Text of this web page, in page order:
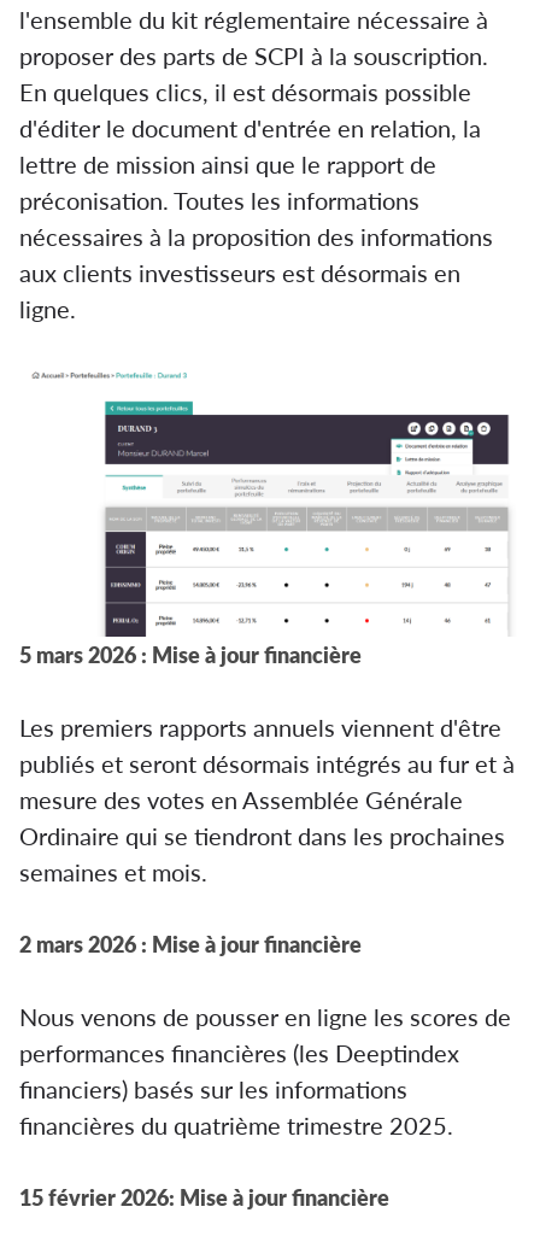
l'ensemble du kit réglementaire nécessaire à
proposer des parts de SCPI à la souscription.
En quelques clics, il est désormais possible
d'éditer le document d'entrée en relation, la
lettre de mission ainsi que le rapport de
préconisation. Toutes les informations
nécessaires à la proposition des informations
aux clients investisseurs est désormais en
ligne.
5 mars 2026 : Mise à jour financière
Les premiers rapports annuels viennent d'être
publiés et seront désormais intégrés au fur et à
mesure des votes en Assemblée Générale
Ordinaire qui se tiendront dans les prochaines
semaines et mois.
2 mars 2026 : Mise à jour financière
Nous venons de pousser en ligne les scores de
performances financières (les Deeptindex
financiers) basés sur les informations
financières du quatrième trimestre 2025.
15 février 2026: Mise à jour financière